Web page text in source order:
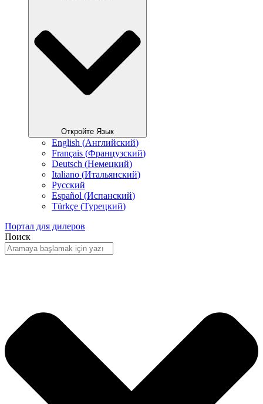
Откройте Язык
English (Английский)
Français (Французский)
Deutsch (Немецкий)
Italiano (Итальянский)
Русский
Español (Испанский)
Türkçe (Турецкий)
Портал для дилеров
Поиск